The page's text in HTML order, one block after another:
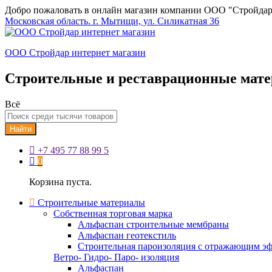
Добро пожаловать в онлайн магазин компании ООО
Московская область. г. Мытищи, ул. Силикатная 36
ООО Стройдар интернет магазин
Строительные и реставрационные
Всё
Найти
+7 495 77 88 99 5
0
Корзина пуста.
Строительные материалы
Собственная торговая марка
Альфаспан строительные мембраны
Альфаспан геотекстиль
Строительная пароизоляция с отражающим
Ветро- Гидро- Паро- изоляция
Альфаспан